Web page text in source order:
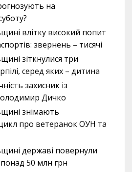
на
влітку високий попит
звернень – тисячі
зіткнулися три
серед яких – дитина
захисник із
Дичко
знімають
про ветеранок ОУН та
державі повернули
50 млн грн